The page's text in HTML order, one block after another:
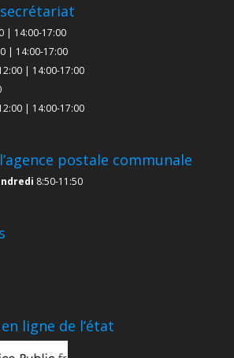
| 14:00-17:00
| 14:00-17:00
| 14:00-17:00
| 14:00-17:00
postale communale
8:50-11:50
ligne de l’état